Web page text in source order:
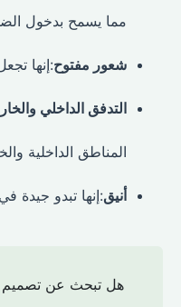
مما يسمح بدخول
شعور مفتوح:إنها تجعل
التدفق الداخلي
المناطق الداخلية
أنيق:إنها تبدو جيدة في
هل تبحث عن تصميم